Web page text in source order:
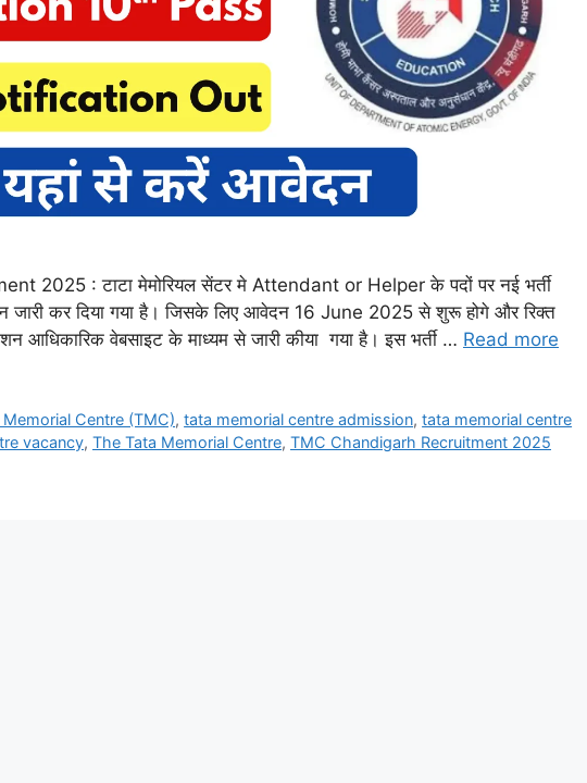
2025 : टाटा मेमोरियल सेंटर मे Attendant or Helper के पदों पर नई भर्ती
जारी कर दिया गया है। जिसके लिए आवेदन 16 June 2025 से शुरू होगे और रिक्त
आधिकारिक वेबसाइट के माध्यम से जारी कीया गया है। इस भर्ती … Read more
Memorial Centre (TMC),tata memorial centre admission,tata memorial centre
vacancy, The Tata Memorial Centre, TMC Chandigarh Recruitment 2025